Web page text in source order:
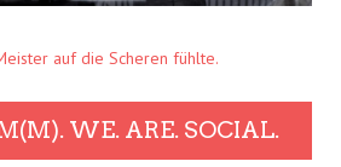
auf die Scheren fühlte.
WE. ARE. SOCIAL.